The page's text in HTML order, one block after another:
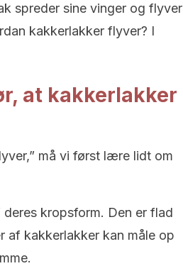
spreder sine vinger og flyver
kakkerlakker flyver? I
at kakkerlakker
må vi først lære lidt om
kropsform. Den er flad
af kakkerlakker kan måle op